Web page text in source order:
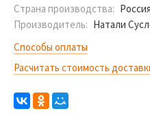
Страна производства: Россия
Производитель: Натали
Способы оплаты
Расчитать стоимость